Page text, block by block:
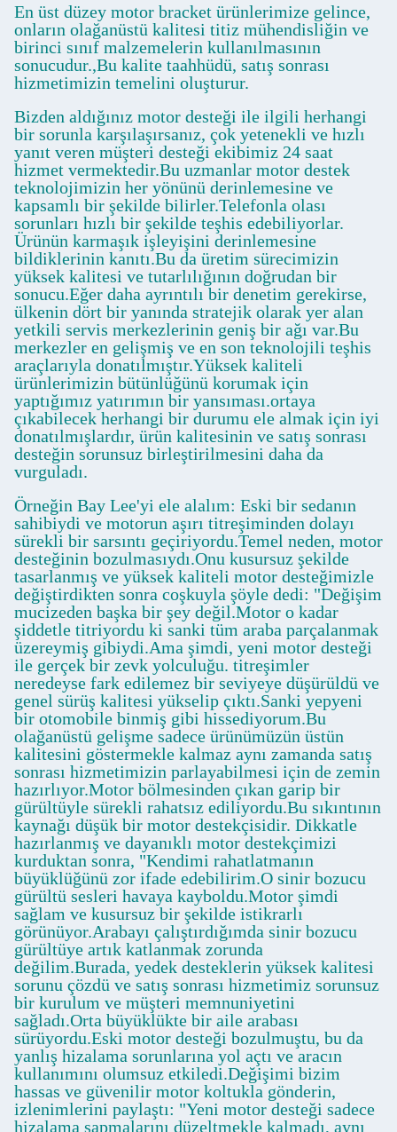
En üst düzey motor bracket ürünlerimize gelince,
onların olağanüstü kalitesi titiz mühendisliğin ve
birinci sınıf malzemelerin kullanılmasının
sonucudur.,Bu kalite taahhüdü, satış sonrası
hizmetimizin temelini oluşturur.
Bizden aldığınız motor desteği ile ilgili herhangi
bir sorunla karşılaşırsanız, çok yetenekli ve hızlı
yanıt veren müşteri desteği ekibimiz 24 saat
hizmet vermektedir.Bu uzmanlar motor destek
teknolojimizin her yönünü derinlemesine ve
kapsamlı bir şekilde bilirler.Telefonla olası
sorunları hızlı bir şekilde teşhis edebiliyorlar.
Ürünün karmaşık işleyişini derinlemesine
bildiklerinin kanıtı.Bu da üretim sürecimizin
yüksek kalitesi ve tutarlılığının doğrudan bir
sonucu.Eğer daha ayrıntılı bir denetim gerekirse,
ülkenin dört bir yanında stratejik olarak yer alan
yetkili servis merkezlerinin geniş bir ağı var.Bu
merkezler en gelişmiş ve en son teknolojili teşhis
araçlarıyla donatılmıştır.Yüksek kaliteli
ürünlerimizin bütünlüğünü korumak için
yaptığımız yatırımın bir yansıması.ortaya
çıkabilecek herhangi bir durumu ele almak için iyi
donatılmışlardır, ürün kalitesinin ve satış sonrası
desteğin sorunsuz birleştirilmesini daha da
vurguladı.
Örneğin Bay Lee'yi ele alalım: Eski bir sedanın
sahibiydi ve motorun aşırı titreşiminden dolayı
sürekli bir sarsıntı geçiriyordu.Temel neden, motor
desteğinin bozulmasıydı.Onu kusursuz şekilde
tasarlanmış ve yüksek kaliteli motor desteğimizle
değiştirdikten sonra coşkuyla şöyle dedi: "Değişim
mucizeden başka bir şey değil.Motor o kadar
şiddetle titriyordu ki sanki tüm araba parçalanmak
üzereymiş gibiydi.Ama şimdi, yeni motor desteği
ile gerçek bir zevk yolculuğu. titreşimler
neredeyse fark edilemez bir seviyeye düşürüldü ve
genel sürüş kalitesi yükselip çıktı.Sanki yepyeni
bir otomobile binmiş gibi hissediyorum.Bu
olağanüstü gelişme sadece ürünümüzün üstün
kalitesini göstermekle kalmaz aynı zamanda satış
sonrası hizmetimizin parlayabilmesi için de zemin
hazırlıyor.Motor bölmesinden çıkan garip bir
gürültüyle sürekli rahatsız ediliyordu.Bu sıkıntının
kaynağı düşük bir motor destekçisidir. Dikkatle
hazırlanmış ve dayanıklı motor destekçimizi
kurduktan sonra, "Kendimi rahatlatmanın
büyüklüğünü zor ifade edebilirim.O sinir bozucu
gürültü sesleri havaya kayboldu.Motor şimdi
sağlam ve kusursuz bir şekilde istikrarlı
görünüyor.Arabayı çalıştırdığımda sinir bozucu
gürültüye artık katlanmak zorunda
değilim.Burada, yedek desteklerin yüksek kalitesi
sorunu çözdü ve satış sonrası hizmetimiz sorunsuz
bir kurulum ve müşteri memnuniyetini
sağladı.Orta büyüklükte bir aile arabası
sürüyordu.Eski motor desteği bozulmuştu, bu da
yanlış hizalama sorunlarına yol açtı ve aracın
kullanımını olumsuz etkiledi.Değişimi bizim
hassas ve güvenilir motor koltukla gönderin,
izlenimlerini paylaştı: "Yeni motor desteği sadece
hizalama sapmalarını düzeltmekle kalmadı, aynı